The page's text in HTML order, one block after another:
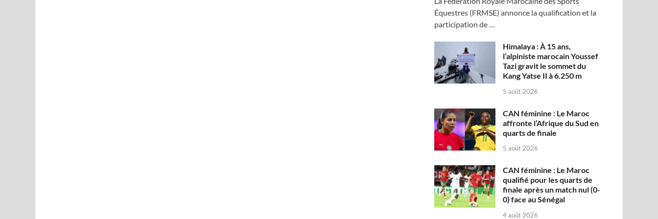
Équestres (FRMSE) annonce la qualification et la
participation de …
Himalaya : À 15 ans,
l’alpiniste marocain Youssef
Tazi gravit le sommet du
Kang Yatse II à 6.250 m
5 août 2026
CAN féminine : Le Maroc
affronte l’Afrique du Sud en
quarts de finale
5 août 2026
CAN féminine : Le Maroc
qualifié pour les quarts de
finale après un match nul (0-
0) face au Sénégal
4 août 2026